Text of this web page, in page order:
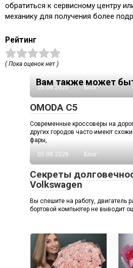
обратиться к сервисному центру
механику для получения более
Рейтинг
( Пока оценок нет )
Вам также может
05.08.2026 Блог
OMODA C5
Современные кроссоверы на
других городов часто имеют
фары,
05.08.2026
Блог
Секреты
Volkswagen
Вы спешите на работу, двигатель
бортовой компьютер не выводит